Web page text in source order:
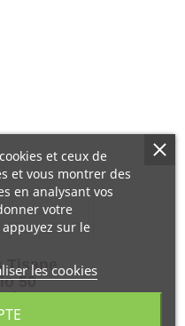
Tisane
50
et ceux de
et vous montrer des
en analysant vos
votre
sur le
les cookies